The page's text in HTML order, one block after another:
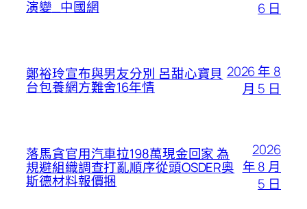
演變_中國網
6 日
鄭裕玲宣布與男友分別 呂甜心寶貝
台包養網方難舍16年情
2026 年 8
月 5 日
落馬貪官用汽車拉198萬現金回家 為
規避組織調查打亂順序從頭OSDER奧
斯德材料報價捆
2026
年 8 月
5 日